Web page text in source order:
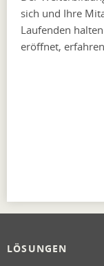
sich und Ihre
Laufenden
eröffnet,
LÖSUNGEN